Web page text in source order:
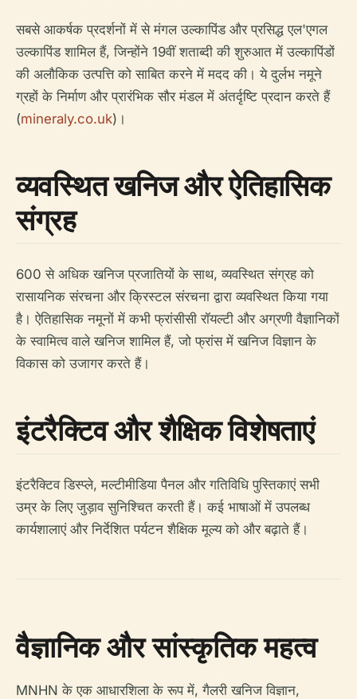
सबसे आकर्षक प्रदर्शनों में से मंगल उल्कापिंड और प्रसिद्ध एल'एगल
उल्कापिंड शामिल हैं, जिन्होंने 19वीं शताब्दी की शुरुआत में उल्कापिंडों
की अलौकिक उत्पत्ति को साबित करने में मदद की। ये दुर्लभ नमूने
ग्रहों के निर्माण और प्रारंभिक सौर मंडल में अंतर्दृष्टि प्रदान करते हैं
(mineraly.co.uk)।
व्यवस्थित खनिज और ऐतिहासिक
संग्रह
600 से अधिक खनिज प्रजातियों के साथ, व्यवस्थित संग्रह को
रासायनिक संरचना और क्रिस्टल संरचना द्वारा व्यवस्थित किया गया
है। ऐतिहासिक नमूनों में कभी फ्रांसीसी रॉयल्टी और अग्रणी वैज्ञानिकों
के स्वामित्व वाले खनिज शामिल हैं, जो फ्रांस में खनिज विज्ञान के
विकास को उजागर करते हैं।
इंटरैक्टिव और शैक्षिक विशेषताएं
इंटरैक्टिव डिस्प्ले, मल्टीमीडिया पैनल और गतिविधि पुस्तिकाएं सभी
उम्र के लिए जुड़ाव सुनिश्चित करती हैं। कई भाषाओं में उपलब्ध
कार्यशालाएं और निर्देशित पर्यटन शैक्षिक मूल्य को और बढ़ाते हैं।
वैज्ञानिक और सांस्कृतिक महत्व
MNHN के एक आधारशिला के रूप में, गैलरी खनिज विज्ञान,